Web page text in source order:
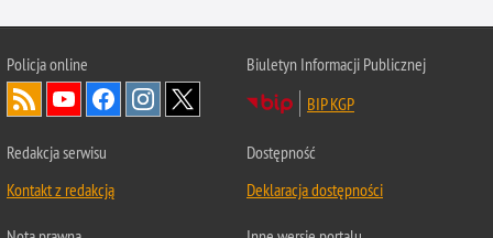
Policjaonline
Biuletyn Informacji Publicznej
BIP KGP
Redakcja serwisu
Kontakt z redakcją
Dostępność
Deklaracja dostępności